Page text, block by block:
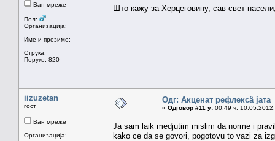
Ван мреже
Пол:
Организација:
Име и презиме:
Струка:
Поруке: 820
Што кажу за Херцеговину, сав свет
iizuzetan
гост
Ван мреже
Организација:
Одг: Акценат рефлексâ јата
« Одговор #11 у: 00.49 ч.
Ja sam laik medjutim mislim da norme i
kako ce da se govori, pogotovu to vazi za